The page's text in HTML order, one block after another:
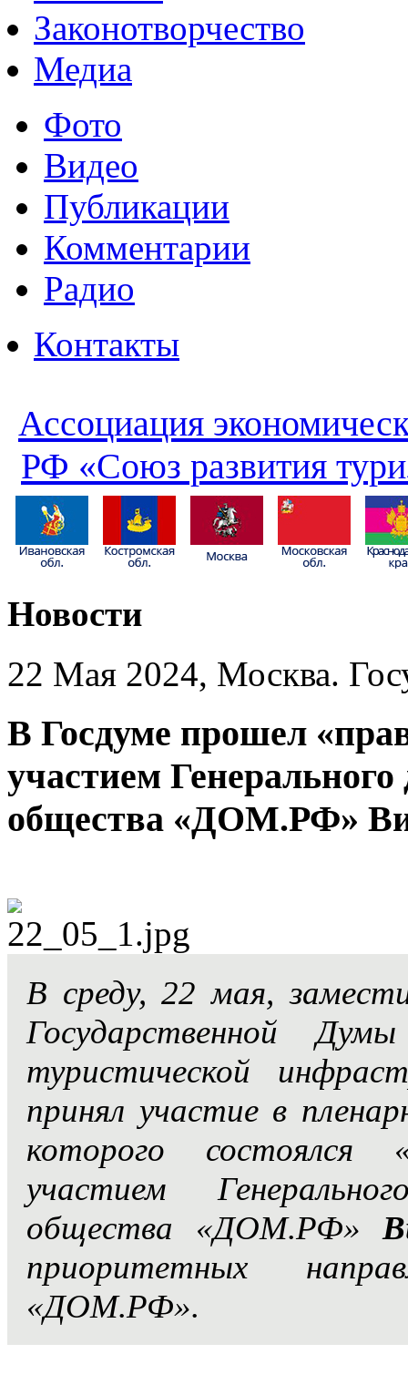
Законотворчество
Медиа
Фото
Видео
Публикации
Комментарии
Радио
Контакты
Ассоциация
РФ «Союз развития
Новости
22 Мая 2024, Москва.
В Госдуме прошел
участием
общества «ДОМ.РФ»
В среду, 22 мая,
Государственной
туристической
принял участие в
которого состоялся
участием
общества «ДОМ.РФ»
приоритетных
«ДОМ.РФ».